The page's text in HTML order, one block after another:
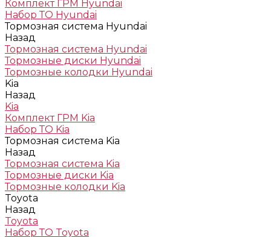
Комплект ГРМ Hyundai
Набор ТО Hyundai
Тормозная система Hyundai
Назад
Тормозная система Hyundai
Тормозные диски Hyundai
Тормозные колодки Hyundai
Kia
Назад
Kia
Комплект ГРМ Kia
Набор ТО Kia
Тормозная система Kia
Назад
Тормозная система Kia
Тормозные диски Kia
Тормозные колодки Kia
Toyota
Назад
Toyota
Набор ТО Toyota